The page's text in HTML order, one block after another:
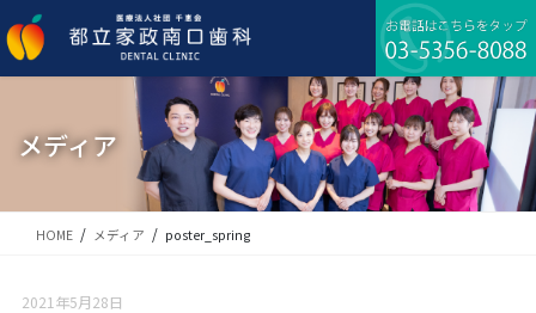
ン
テ
ビ
ゲ
移
メディア
HOME メディア poster_spring
2021年5月28日